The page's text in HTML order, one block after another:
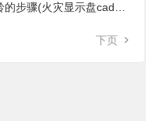
步骤(火灾显示盘cad图标)
下页